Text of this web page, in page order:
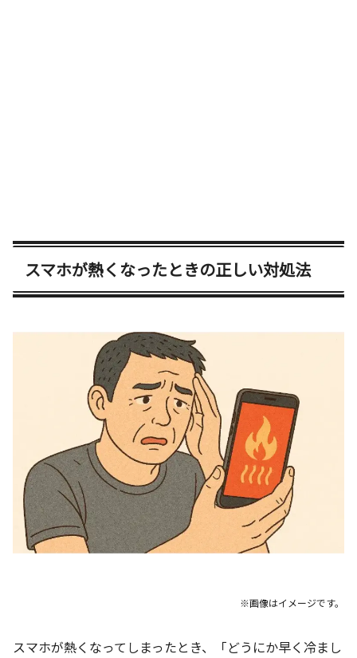
スマホが熱くなったときの正しい対処法
※画像はイメージです。
スマホが熱くなってしまったとき、「どうにか早く冷まし